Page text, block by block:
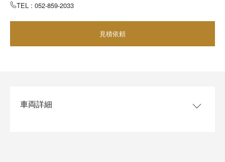
TEL : 052-859-2033
見積依頼
車両詳細